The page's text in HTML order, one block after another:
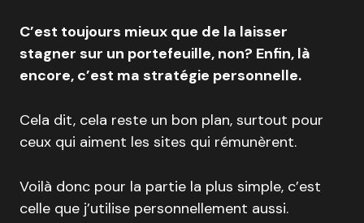
C’est toujours mieux que de la laisser
stagner sur un portefeuille, non? Enfin, là
encore, c’est ma stratégie personnelle.
Cela dit, cela reste un bon plan, surtout pour
ceux qui aiment les sites qui rémunèrent.
Voilà donc pour la partie la plus simple, c’est
celle que j’utilise personnellement aussi.